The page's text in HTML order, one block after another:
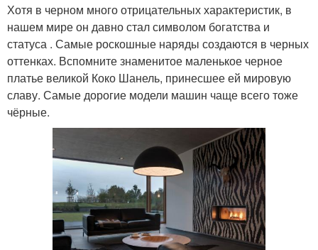
Хотя в черном много отрицательных характеристик, в
нашем мире он давно стал символом богатства и
статуса . Самые роскошные наряды создаются в черных
оттенках. Вспомните знаменитое маленькое черное
платье великой Коко Шанель, принесшее ей мировую
славу. Самые дорогие модели машин чаще всего тоже
чёрные.